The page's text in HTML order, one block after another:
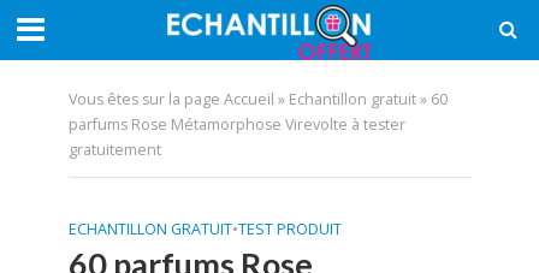
Vous êtes sur la page Accueil » Echantillon gratuit» 60
parfums Rose Métamorphose Virevolte à tester
gratuitement
ECHANTILLON GRATUIT•TEST PRODUIT
60 parfums Rose